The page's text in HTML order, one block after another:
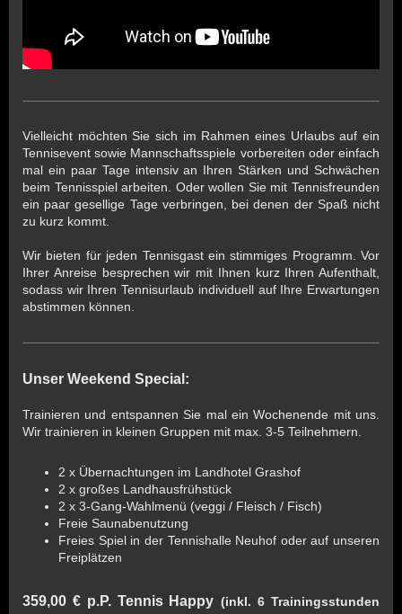
Vielleicht möchten Sie sich im Rahmen eines Urlaubs auf ein
Tennisevent sowie Mannschaftsspiele vorbereiten oder einfach
mal ein paar Tage intensiv an Ihren Stärken und Schwächen
beim Tennisspiel arbeiten. Oder wollen Sie mit Tennisfreunden
ein paar gesellige Tage verbringen, bei denen der Spaß nicht
zu kurz kommt.
Wir bieten für jeden Tennisgast ein stimmiges Programm. Vor
Ihrer Anreise besprechen wir mit Ihnen kurz Ihren Aufenthalt,
sodass wir Ihren Tennisurlaub individuell auf Ihre Erwartungen
abstimmen können.
Unser Weekend Special:
Trainieren und entspannen Sie mal ein Wochenende mit uns.
Wir trainieren in kleinen Gruppen mit max. 3-5 Teilnehmern.
2 x Übernachtungen im Landhotel Grashof
2 x großes Landhausfrühstück
2 x 3-Gang-Wahlmenü (veggi / Fleisch / Fisch)
Freie Saunabenutzung
Freies Spiel in der Tennishalle Neuhof oder auf unseren
Freiplätzen
359,00 € p.P. Tennis Happy (inkl. 6 Trainingsstunden